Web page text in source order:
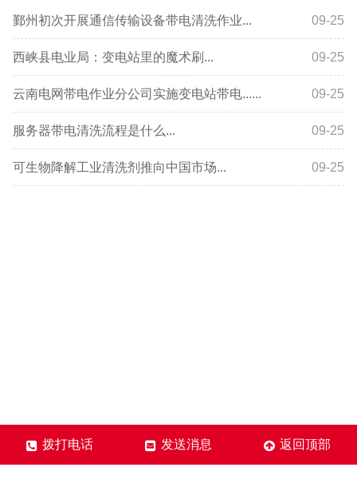
09-25
鄞州初次开展通信传输设备带电清洗作业...
09-25
西峡县电业局：变电站里的魔术刷...
09-25
云南电网带电作业分公司实施变电站带电......
09-25
服务器带电清洗流程是什么...
09-25
可生物降解工业清洗剂推向中国市场...
拨打电话 发送消息 返回顶部